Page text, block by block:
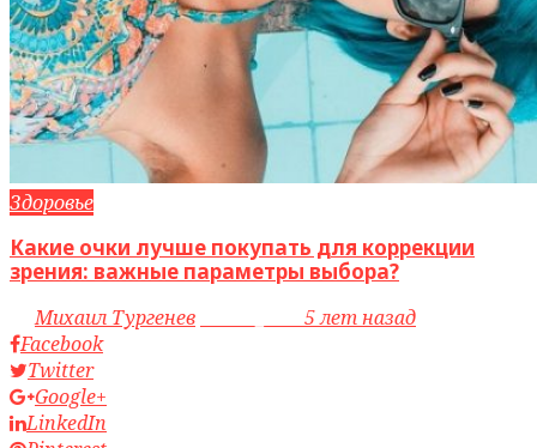
Здоровье
Какие очки лучше покупать для коррекции
зрения: важные параметры выбора?
byМихаил Тургенев
5 лет назад
Facebook
Twitter
Google+
LinkedIn